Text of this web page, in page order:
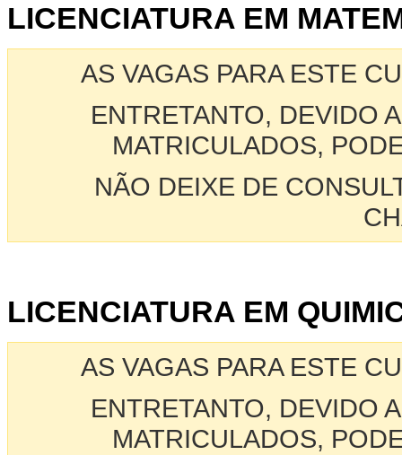
LICENCIATURA EM
AS VAGAS PARA ESTE
ENTRETANTO, DEVIDO
MATRICULADOS,
NÃO DEIXE DE
LICENCIATURA EM
AS VAGAS PARA ESTE
ENTRETANTO, DEVIDO
MATRICULADOS,